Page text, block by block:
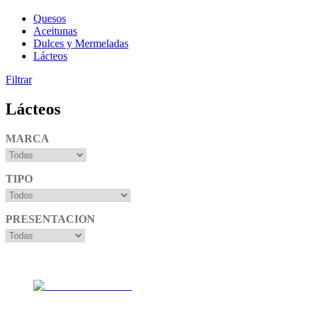
Quesos
Aceitunas
Dulces y Mermeladas
Lácteos
Filtrar
Lácteos
MARCA
TIPO
PRESENTACION